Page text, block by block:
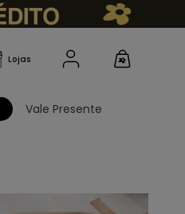
Vale Presente